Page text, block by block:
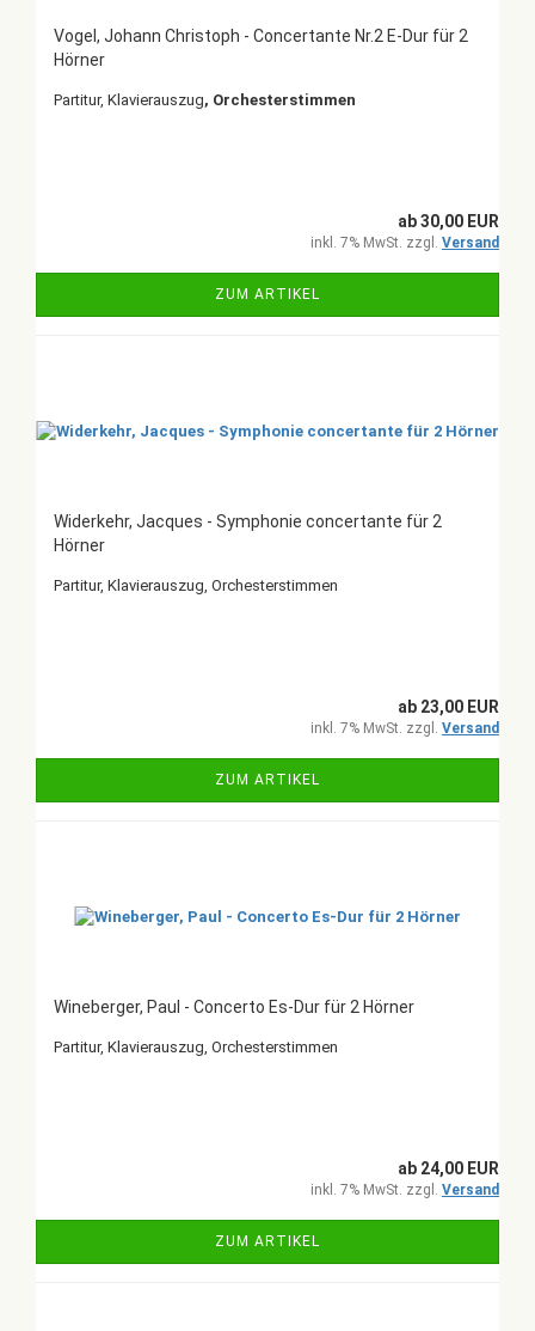
Vogel, Johann Christoph - Concertante Nr.2 E-Dur für 2
Hörner
Partitur, Klavierauszug, Orchesterstimmen
ab 30,00 EUR
inkl. 7% MwSt. zzgl. Versand
ZUM ARTIKEL
Widerkehr, Jacques - Symphonie concertante für 2
Hörner
Partitur, Klavierauszug, Orchesterstimmen
ab 23,00 EUR
inkl. 7% MwSt. zzgl. Versand
ZUM ARTIKEL
Wineberger, Paul - Concerto Es-Dur für 2 Hörner
Partitur, Klavierauszug, Orchesterstimmen
ab 24,00 EUR
inkl. 7% MwSt. zzgl. Versand
ZUM ARTIKEL